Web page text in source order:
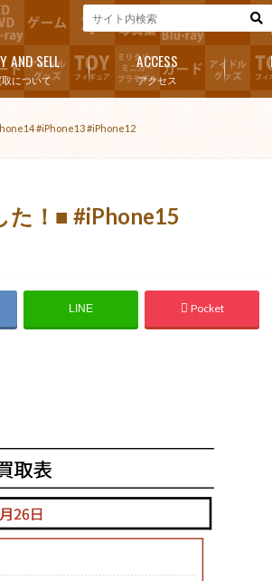
取について
AND SELL
アクセス
ACCESS
#iPhone13 #iPhone12
た！■ #iPhone15
LINE Pocket